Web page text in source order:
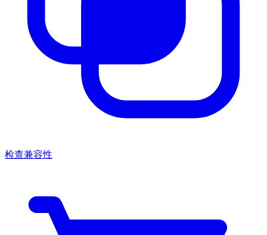
检查兼容性